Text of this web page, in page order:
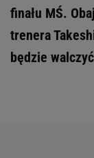
finału MŚ.
trenera
będzie